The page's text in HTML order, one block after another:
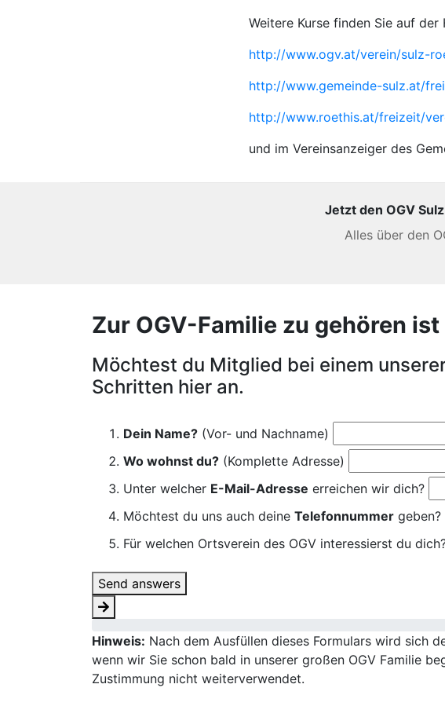
Weitere Kurse finden Sie auf der
http://www.ogv.at/verein/sulz-
http://www.gemeinde-sulz.at/
http://www.roethis.at/freizeit/
und im Vereinsanzeiger des
Jetzt den OGV
Alles über den
Zur OGV-Familie zu gehören
Möchtest du Mitglied bei einem
Schritten hier an.
Dein Name? (Vor- und Nachname)
Wo wohnst du? (Komplette Adresse)
Unter welcher E-Mail-Adresse erreichen wir dich?
Möchtest du uns auch deine Telefonnummer geben?
Für welchen Ortsverein des OGV interessierst du
Send answers
Hinweis: Nach dem Ausfüllen dieses Formulars wird sich
wenn wir Sie schon bald in unserer großen OGV Familie
Zustimmung nicht weiterverwendet.